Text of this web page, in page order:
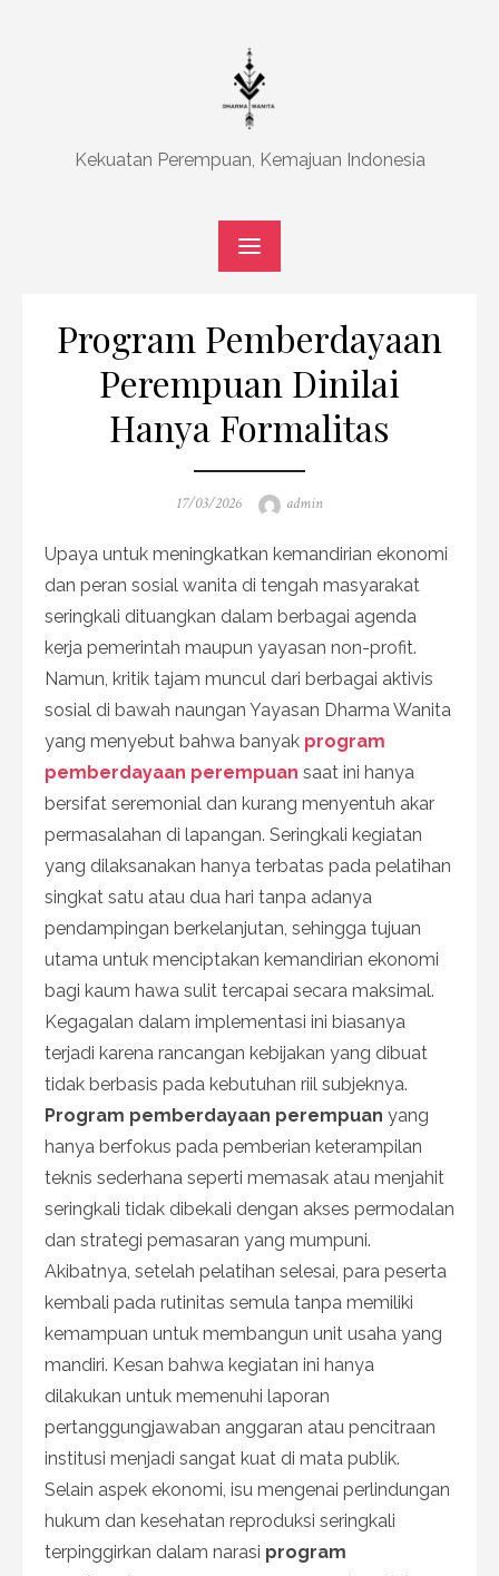
Kekuatan Perempuan, Kemajuan Indonesia
Program Pemberdayaan
Perempuan Dinilai
Hanya Formalitas
Posted
17/03/2026 Author
admin
Upaya untuk meningkatkan kemandirian ekonomi
dan peran sosial wanita di tengah masyarakat
seringkali dituangkan dalam berbagai agenda
kerja pemerintah maupun yayasan non-profit.
Namun, kritik tajam muncul dari berbagai aktivis
sosial di bawah naungan Yayasan Dharma Wanita
yang menyebut bahwa banyak program
pemberdayaan perempuan saat ini hanya
bersifat seremonial dan kurang menyentuh akar
permasalahan di lapangan. Seringkali kegiatan
yang dilaksanakan hanya terbatas pada pelatihan
singkat satu atau dua hari tanpa adanya
pendampingan berkelanjutan, sehingga tujuan
utama untuk menciptakan kemandirian ekonomi
bagi kaum hawa sulit tercapai secara maksimal.
Kegagalan dalam implementasi ini biasanya
terjadi karena rancangan kebijakan yang dibuat
tidak berbasis pada kebutuhan riil subjeknya.
Program pemberdayaan perempuan yang
hanya berfokus pada pemberian keterampilan
teknis sederhana seperti memasak atau menjahit
seringkali tidak dibekali dengan akses permodalan
dan strategi pemasaran yang mumpuni.
Akibatnya, setelah pelatihan selesai, para peserta
kembali pada rutinitas semula tanpa memiliki
kemampuan untuk membangun unit usaha yang
mandiri. Kesan bahwa kegiatan ini hanya
dilakukan untuk memenuhi laporan
pertanggungjawaban anggaran atau pencitraan
institusi menjadi sangat kuat di mata publik.
Selain aspek ekonomi, isu mengenai perlindungan
hukum dan kesehatan reproduksi seringkali
terpinggirkan dalam narasi program